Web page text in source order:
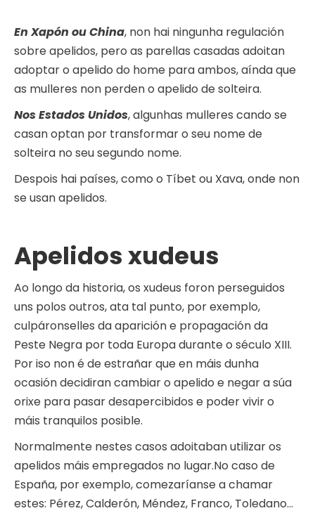
En Xapón ou China, non hai ningunha regulación
sobre apelidos, pero as parellas casadas adoitan
adoptar o apelido do home para ambos, aínda que
as mulleres non perden o apelido de solteira.
Nos Estados Unidos, algunhas mulleres cando se
casan optan por transformar o seu nome de
solteira no seu segundo nome.
Despois hai países, como o Tíbet ou Xava, onde non
se usan apelidos.
Apelidos xudeus
Ao longo da historia, os xudeus foron perseguidos
uns polos outros, ata tal punto, por exemplo,
culpáronselles da aparición e propagación da
Peste Negra por toda Europa durante o século XIII.
Por iso non é de estrañar que en máis dunha
ocasión decidiran cambiar o apelido e negar a súa
orixe para pasar desapercibidos e poder vivir o
máis tranquilos posible.
Normalmente nestes casos adoitaban utilizar os
apelidos máis empregados no lugar.No caso de
España, por exemplo, comezaríanse a chamar
estes: Pérez, Calderón, Méndez, Franco, Toledano…